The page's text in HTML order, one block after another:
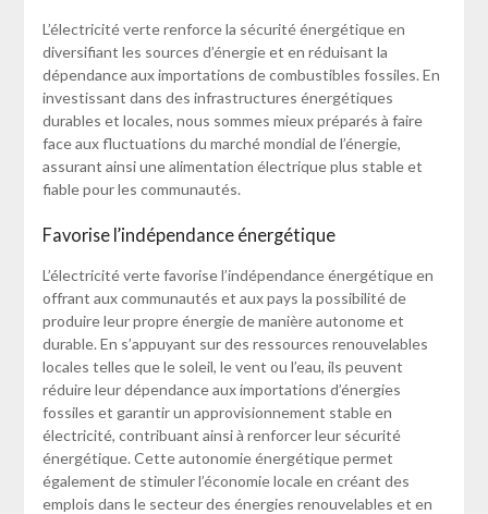
L’électricité verte renforce la sécurité énergétique en
diversifiant les sources d’énergie et en réduisant la
dépendance aux importations de combustibles fossiles. En
investissant dans des infrastructures énergétiques
durables et locales, nous sommes mieux préparés à faire
face aux fluctuations du marché mondial de l’énergie,
assurant ainsi une alimentation électrique plus stable et
fiable pour les communautés.
Favorise l’indépendance énergétique
L’électricité verte favorise l’indépendance énergétique en
offrant aux communautés et aux pays la possibilité de
produire leur propre énergie de manière autonome et
durable. En s’appuyant sur des ressources renouvelables
locales telles que le soleil, le vent ou l’eau, ils peuvent
réduire leur dépendance aux importations d’énergies
fossiles et garantir un approvisionnement stable en
électricité, contribuant ainsi à renforcer leur sécurité
énergétique. Cette autonomie énergétique permet
également de stimuler l’économie locale en créant des
emplois dans le secteur des énergies renouvelables et en